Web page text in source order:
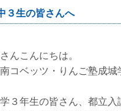
３生の皆さんへ
んこんにちは。
コベッツ・りんご塾成城
３年生の皆さん、都立入